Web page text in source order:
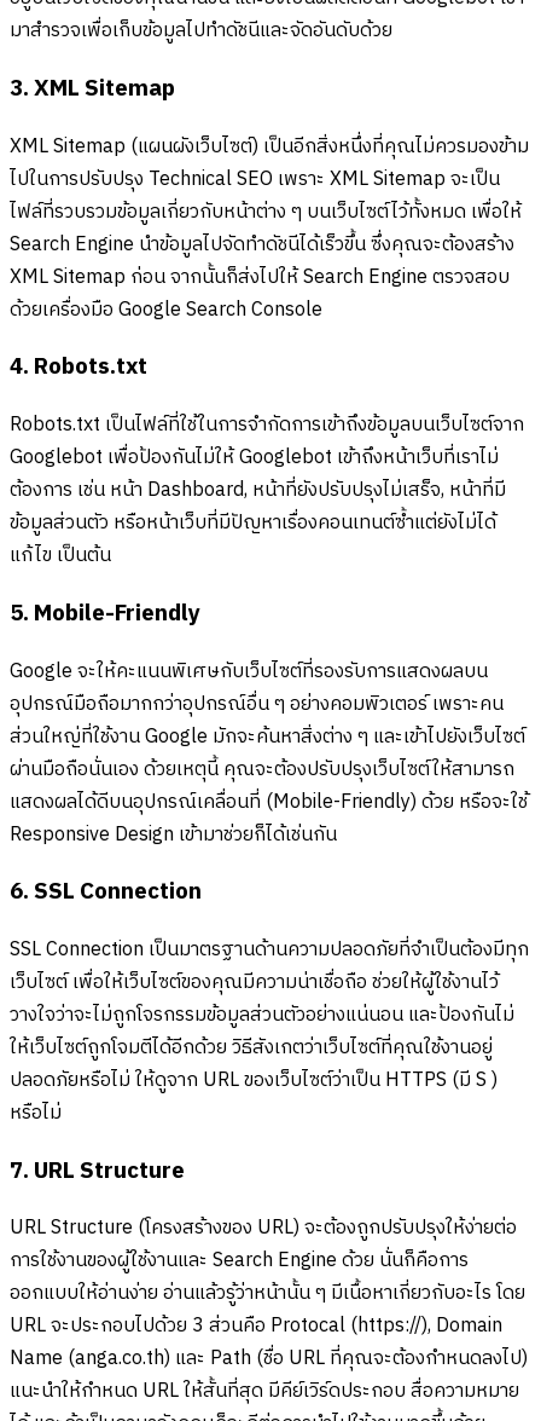
มาสำรวจเพื่อเก็บข้อมูลไปทำดัชนีและจัดอันดับด้วย
3. XML Sitemap
XML Sitemap (แผนผังเว็บไซต์) เป็นอีกสิ่งหนึ่งที่คุณไม่ควรมองข้าม
ไปในการปรับปรุง Technical SEO เพราะ XML Sitemap จะเป็น
ไฟล์ที่รวบรวมข้อมูลเกี่ยวกับหน้าต่าง ๆ บนเว็บไซต์ไว้ทั้งหมด เพื่อให้
Search Engine นำข้อมูลไปจัดทำดัชนีได้เร็วขึ้น ซึ่งคุณจะต้องสร้าง
XML Sitemap ก่อน จากนั้นก็ส่งไปให้ Search Engine ตรวจสอบ
ด้วยเครื่องมือ Google Search Console
4. Robots.txt
Robots.txt เป็นไฟล์ที่ใช้ในการจำกัดการเข้าถึงข้อมูลบนเว็บไซต์จาก
Googlebot เพื่อป้องกันไม่ให้ Googlebot เข้าถึงหน้าเว็บที่เราไม่
ต้องการ เช่น หน้า Dashboard, หน้าที่ยังปรับปรุงไม่เสร็จ, หน้าที่มี
ข้อมูลส่วนตัว หรือหน้าเว็บที่มีปัญหาเรื่องคอนเทนต์ซ้ำแต่ยังไม่ได้
แก้ไข เป็นต้น
5. Mobile-Friendly
Google จะให้คะแนนพิเศษกับเว็บไซต์ที่รองรับการแสดงผลบน
อุปกรณ์มือถือมากกว่าอุปกรณ์อื่น ๆ อย่างคอมพิวเตอร์ เพราะคน
ส่วนใหญ่ที่ใช้งาน Google มักจะค้นหาสิ่งต่าง ๆ และเข้าไปยังเว็บไซต์
ผ่านมือถือนั่นเอง ด้วยเหตุนี้ คุณจะต้องปรับปรุงเว็บไซต์ให้สามารถ
แสดงผลได้ดีบนอุปกรณ์เคลื่อนที่ (Mobile-Friendly) ด้วย หรือจะใช้
Responsive Design เข้ามาช่วยก็ได้เช่นกัน
6. SSL Connection
SSL Connection เป็นมาตรฐานด้านความปลอดภัยที่จำเป็นต้องมีทุก
เว็บไซต์ เพื่อให้เว็บไซต์ของคุณมีความน่าเชื่อถือ ช่วยให้ผู้ใช้งานไว้
วางใจว่าจะไม่ถูกโจรกรรมข้อมูลส่วนตัวอย่างแน่นอน และป้องกันไม่
ให้เว็บไซต์ถูกโจมตีได้อีกด้วย วิธีสังเกตว่าเว็บไซต์ที่คุณใช้งานอยู่
ปลอดภัยหรือไม่ ให้ดูจาก URL ของเว็บไซต์ว่าเป็น HTTPS (มี S )
หรือไม่
7. URL Structure
URL Structure (โครงสร้างของ URL) จะต้องถูกปรับปรุงให้ง่ายต่อ
การใช้งานของผู้ใช้งานและ Search Engine ด้วย นั่นก็คือการ
ออกแบบให้อ่านง่าย อ่านแล้วรู้ว่าหน้านั้น ๆ มีเนื้อหาเกี่ยวกับอะไร โดย
URL จะประกอบไปด้วย 3 ส่วนคือ Protocal (https://), Domain
Name (anga.co.th) และ Path (ชื่อ URL ที่คุณจะต้องกำหนดลงไป)
แนะนำให้กำหนด URL ให้สั้นที่สุด มีคีย์เวิร์ดประกอบ สื่อความหมาย